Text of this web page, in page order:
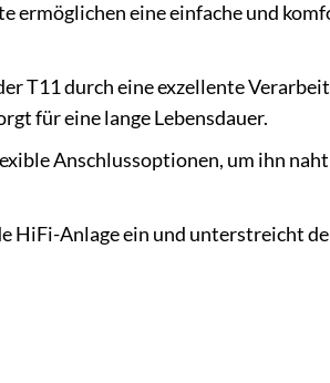
ermöglichen eine einfache und
T11 durch eine exzellente
für eine lange Lebensdauer.
Anschlussoptionen, um ihn
HiFi-Anlage ein und unterstreicht